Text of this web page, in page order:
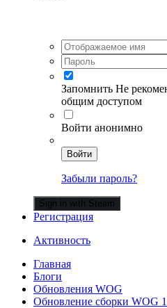
Запомнить Не
общим доступом
Войти анонимно
Войти
Забыли пароль?
Sign in with Steam
Регистрация
Активность
Главная
Блоги
Обновления WOG
Обновление сборки WOG